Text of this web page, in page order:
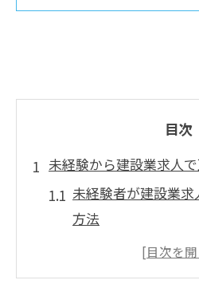
目次
未経験から建設業求人
未経験者が建設業
方法
建設業求人で求め
構え